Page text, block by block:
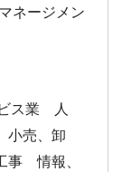
ネージメン
ス業 人
売、卸
事 情報、